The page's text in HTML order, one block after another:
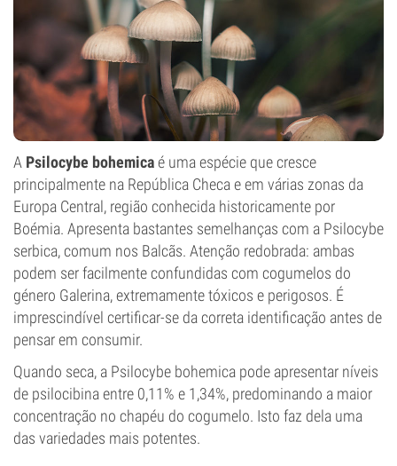
A Psilocybe bohemicaé uma espécie que cresce
principalmente na República Checa e em várias zonas da
Europa Central, região conhecida historicamente por
Boémia. Apresenta bastantes semelhanças com a Psilocybe
serbica, comum nos Balcãs. Atenção redobrada: ambas
podem ser facilmente confundidas com cogumelos do
género Galerina, extremamente tóxicos e perigosos. É
imprescindível certificar-se da correta identificação antes de
pensar em consumir.
Quando seca, a Psilocybe bohemica pode apresentar níveis
de psilocibina entre 0,11% e 1,34%, predominando a maior
concentração no chapéu do cogumelo. Isto faz dela uma
das variedades mais potentes.